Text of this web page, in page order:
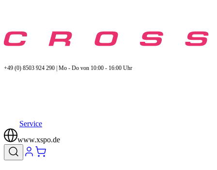
+49 (0) 8503 924 290 | Mo - Do von 10:00 - 16:00 Uhr
Service
www.xspo.de